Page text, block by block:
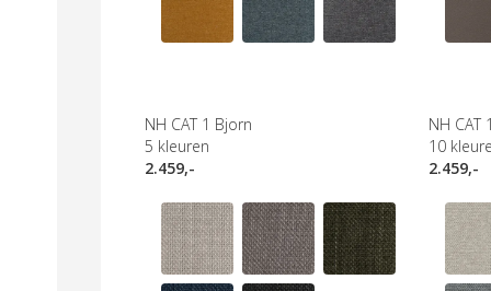
NH CAT 1 Bjorn
5 kleuren
2.459,-
NH CAT
10
2.459,-